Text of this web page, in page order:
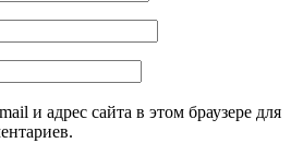
и адрес сайта в этом браузере для